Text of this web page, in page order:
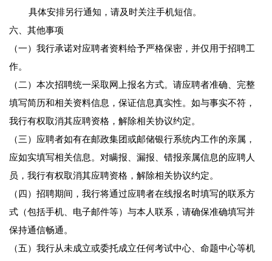
具体安排另行通知，请及时关注手机短信。
六、其他事项
（一）我行承诺对应聘者资料给予严格保密，并仅用于招聘工
作。
（二）本次招聘统一采取网上报名方式。请应聘者准确、完整
填写简历和相关资料信息，保证信息真实性。如与事实不符，
我行有权取消其应聘资格，解除相关协议约定。
（三）应聘者如有在邮政集团或邮储银行系统内工作的亲属，
应如实填写相关信息。对瞒报、漏报、错报亲属信息的应聘人
员，我行有权取消其应聘资格，解除相关协议约定。
（四）招聘期间，我行将通过应聘者在线报名时填写的联系方
式（包括手机、电子邮件等）与本人联系，请确保准确填写并
保持通信畅通。
（五）我行从未成立或委托成立任何考试中心、命题中心等机